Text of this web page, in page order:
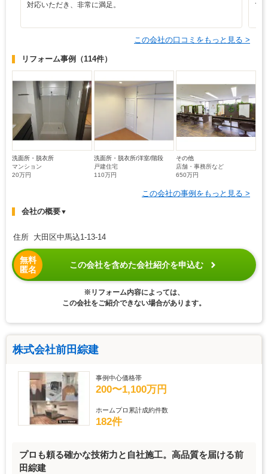
対応いただき、非常に満足。
て
この会社の口コミをもっと見る >
リフォーム事例 （114件）
洗面所・脱衣所
マンション
20万円
洗面所・脱衣所/洋室/階段
戸建住宅
110万円
その他
店舗・事務所など
650万円
この会社の事例をもっと見る >
会社の概要▼
住所 大田区中馬込1-13-14
無料
匿名
この会社を含めた会社紹介を申込む
※リフォーム内容によっては、
この会社をご紹介できない場合があります。
株式会社前田綜建
事例中心価格帯
200〜1,100万円
ホームプロ累計成約件数
182件
プロも頼る確かな技術力と自社施工。高品質を届ける前
田綜建